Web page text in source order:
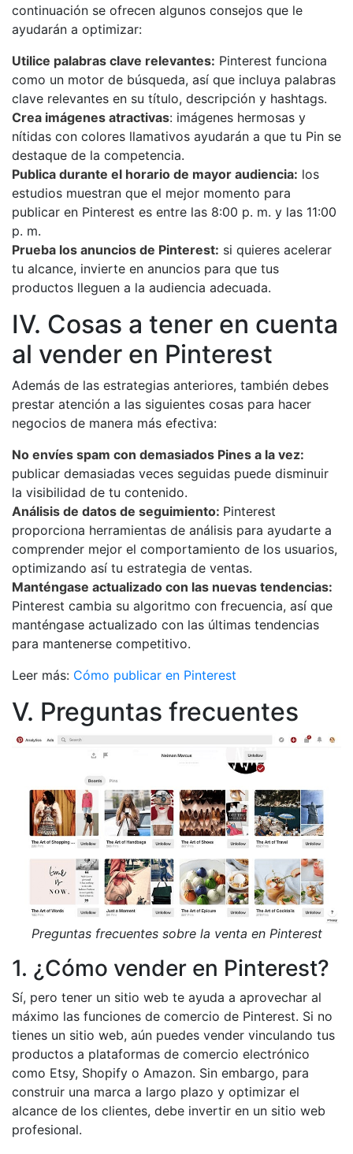
continuación se ofrecen algunos consejos que le
ayudarán a optimizar:
Utilice palabras clave relevantes: Pinterest funciona
como un motor de búsqueda, así que incluya palabras
clave relevantes en su título, descripción y hashtags.
Crea imágenes atractivas: imágenes hermosas y
nítidas con colores llamativos ayudarán a que tu Pin se
destaque de la competencia.
Publica durante el horario de mayor audiencia: los
estudios muestran que el mejor momento para
publicar en Pinterest es entre las 8:00 p. m. y las 11:00
p. m.
Prueba los anuncios de Pinterest: si quieres acelerar
tu alcance, invierte en anuncios para que tus
productos lleguen a la audiencia adecuada.
IV. Cosas a tener en cuenta
al vender en Pinterest
Además de las estrategias anteriores, también debes
prestar atención a las siguientes cosas para hacer
negocios de manera más efectiva:
No envíes spam con demasiados Pines a la vez:
publicar demasiadas veces seguidas puede disminuir
la visibilidad de tu contenido.
Análisis de datos de seguimiento: Pinterest
proporciona herramientas de análisis para ayudarte a
comprender mejor el comportamiento de los usuarios,
optimizando así tu estrategia de ventas.
Manténgase actualizado con las nuevas tendencias:
Pinterest cambia su algoritmo con frecuencia, así que
manténgase actualizado con las últimas tendencias
para mantenerse competitivo.
Leer más: Cómo publicar en Pinterest
V. Preguntas frecuentes
Preguntas frecuentes sobre la venta en Pinterest
1. ¿Cómo vender en Pinterest?
Sí, pero tener un sitio web te ayuda a aprovechar al
máximo las funciones de comercio de Pinterest. Si no
tienes un sitio web, aún puedes vender vinculando tus
productos a plataformas de comercio electrónico
como Etsy, Shopify o Amazon. Sin embargo, para
construir una marca a largo plazo y optimizar el
alcance de los clientes, debe invertir en un sitio web
profesional.